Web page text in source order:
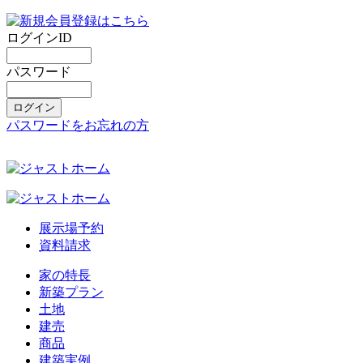
ログインID
パスワード
パスワードをお忘れの方
展示場予約
資料請求
家の特長
新築プラン
土地
建売
商品
建築実例